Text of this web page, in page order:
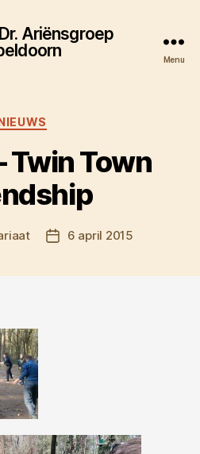
Ariënsgroep
Menu
Categorieën
Twin Town
Berichtdatum
6 april 2015